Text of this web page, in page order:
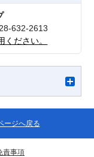
632-2613
ください。
ージへ戻る
責事項